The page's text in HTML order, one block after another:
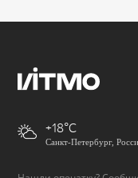
+18
Санкт-Петербург,